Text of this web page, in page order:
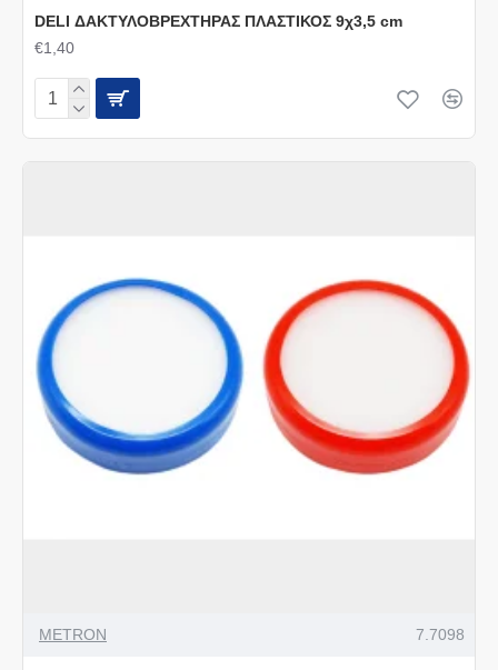
DELI ΔΑΚΤΥΛΟΒΡΕΧΤΗΡΑΣ ΠΛΑΣΤΙΚΟΣ 9χ3,5 cm
€1,40
METRON 7.7098